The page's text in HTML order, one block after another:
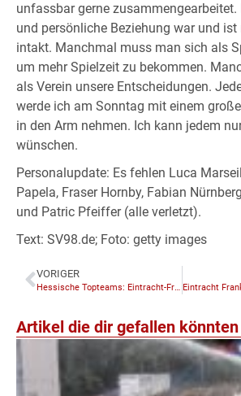
unfassbar gerne
und persönliche Beziehung war und
intakt. Manchmal muss man sich als
um mehr Spielzeit zu bekommen.
als Verein unsere Entscheidungen.
werde ich am Sonntag mit einem
in den Arm nehmen. Ich kann jedem
wünschen.
Personalupdate: Es fehlen Luca
Papela, Fraser Hornby, Fabian
und Patric Pfeiffer (alle verletzt).
Text: SV98.de; Foto: getty images
VORIGER
Hessische Topteams: Eintracht-Frauen mit Saisonabschluss gegen Union
Artikel die dir gefallen könnten